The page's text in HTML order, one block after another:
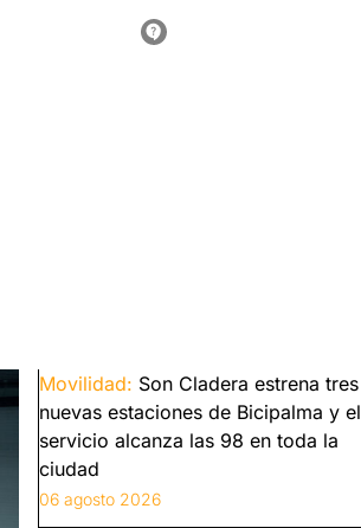
Movilidad: Son Cladera estrena tres
nuevas estaciones de Bicipalma y el
servicio alcanza las 98 en toda la
ciudad
06 agosto 2026